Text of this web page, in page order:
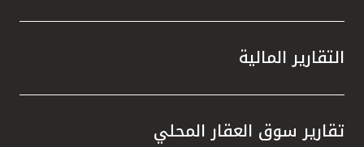
التقارير المالية
تقارير سوق العقار المحلي